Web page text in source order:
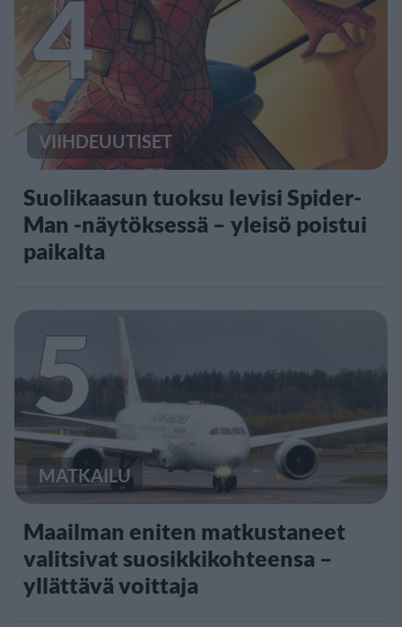
4
VIIHDEUUTISET
Suolikaasun tuoksu levisi Spider-
Man -näytöksessä – yleisö poistui
paikalta
5
MATKAILU
Maailman eniten matkustaneet
valitsivat suosikkikohteensa –
yllättävä voittaja